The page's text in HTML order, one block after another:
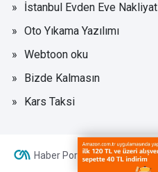
İstanbul Evden Eve Nakliyat
Oto Yıkama Yazılımı
Webtoon oku
Bizde Kalmasın
Kars Taksi
Haber Portalı Yazılımı